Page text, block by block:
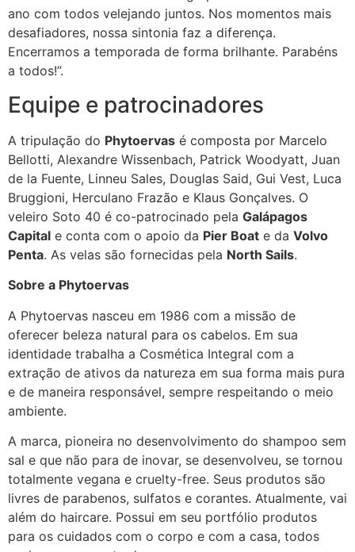
ano com todos velejando juntos. Nos momentos mais
desafiadores, nossa sintonia faz a diferença.
Encerramos a temporada de forma brilhante. Parabéns
a todos!”.
Equipe e patrocinadores
A tripulação do Phytoervas é composta por Marcelo
Bellotti, Alexandre Wissenbach, Patrick Woodyatt, Juan
de la Fuente, Linneu Sales, Douglas Said, Gui Vest, Luca
Bruggioni, Herculano Frazão e Klaus Gonçalves. O
veleiro Soto 40 é co-patrocinado pela Galápagos
Capital e conta com o apoio da Pier Boat e da Volvo
Penta. As velas são fornecidas pela North Sails.
Sobre a Phytoervas
A Phytoervas nasceu em 1986 com a missão de
oferecer beleza natural para os cabelos. Em sua
identidade trabalha a Cosmética Integral com a
extração de ativos da natureza em sua forma mais pura
e de maneira responsável, sempre respeitando o meio
ambiente.
A marca, pioneira no desenvolvimento do shampoo sem
sal e que não para de inovar, se desenvolveu, se tornou
totalmente vegana e cruelty-free. Seus produtos são
livres de parabenos, sulfatos e corantes. Atualmente, vai
além do haircare. Possui em seu portfólio produtos
para os cuidados com o corpo e com a casa, todos